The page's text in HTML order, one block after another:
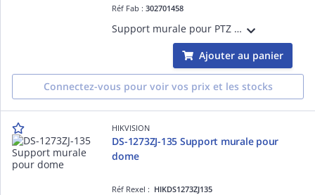
Réf Fab :302701458
Support murale pour PTZ domecouleure Hik blanc, alu, 183.5×120×228.60mm, 1120g
Ajouter au panier
Connectez-vous pour voir vos prix et les stocks
HIKVISION
DS-1273ZJ-135 Support murale pour
dome
Réf Rexel : HIKDS1273ZJ135